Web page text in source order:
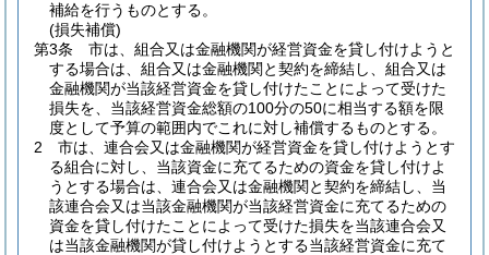
補給を行うものとする。
(損失補償)
第3条
市は、組合又は金融機関が経営資金を貸し付けようと
する場合は、組合又は金融機関と契約を締結し、組合又は
金融機関が当該経営資金を貸し付けたことによって受けた
損失を、当該経営資金総額の100分の50に相当する額を限
度として予算の範囲内でこれに対し補償するものとする。
2
市は、連合会又は金融機関が経営資金を貸し付けようとす
る組合に対し、当該資金に充てるための資金を貸し付けよ
うとする場合は、連合会又は金融機関と契約を締結し、当
該連合会又は当該金融機関が当該経営資金に充てるための
資金を貸し付けたことによって受けた損失を当該連合会又
は当該金融機関が貸し付けようとする当該経営資金に充て